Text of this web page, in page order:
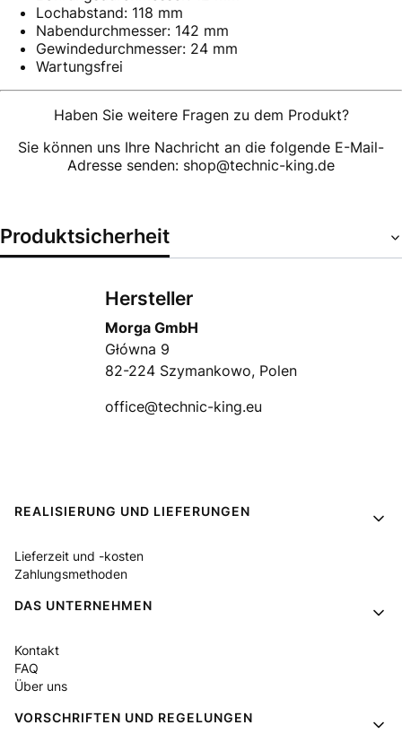
Lochabstand: 118 mm
Nabendurchmesser: 142 mm
Gewindedurchmesser: 24 mm
Wartungsfrei
Haben Sie weitere Fragen zu dem Produkt?
Sie können uns Ihre Nachricht an die folgende E-Mail-
Adresse senden: shop@technic-king.de
Produktsicherheit
Hersteller
Morga GmbH
Główna 9
82-224 Szymankowo, Polen
office@technic-king.eu
Fußzeilenmenü
REALISIERUNG UND LIEFERUNGEN
Lieferzeit und -kosten
Zahlungsmethoden
DAS UNTERNEHMEN
Kontakt
FAQ
Über uns
VORSCHRIFTEN UND REGELUNGEN